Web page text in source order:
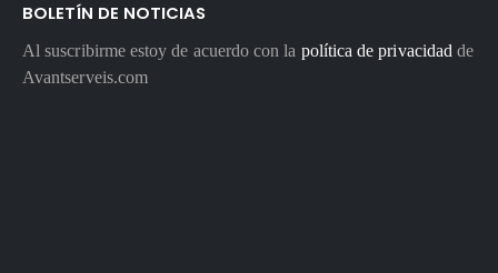
BOLETÍN DE NOTICIAS
Al suscribirme estoy de acuerdo con la política de privacidad de
Avantserveis.com